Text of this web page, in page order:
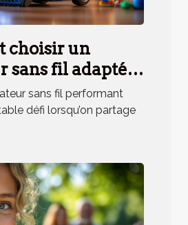
choisir un
sans fil adapté
des ménages
?
sans fil performant
défi lorsqu’on partage